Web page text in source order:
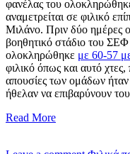
φανέλας του
αναμετρείται σε φιλικό
Μιλάνο. Πριν δύο ημέρες
βοηθητικό στάδιο του
ολοκληρώθηκε με 60-57
φιλικό όπως και αυτό
απουσίες των ομάδων ήταν
ήθελαν να επιβαρύνουν
Read More